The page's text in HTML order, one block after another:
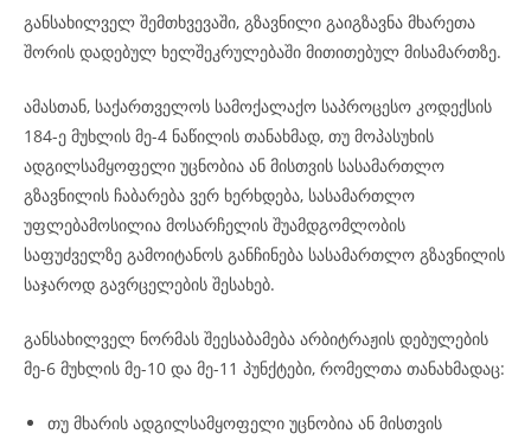
განსახილველ შემთხვევაში, გზავნილი გაიგზავნა მხარეთა
შორის დადებულ ხელშეკრულებაში მითითებულ მისამართზე.
ამასთან, საქართველოს სამოქალაქო საპროცესო კოდექსის
184-ე მუხლის მე-4 ნაწილის თანახმად, თუ მოპასუხის
ადგილსამყოფელი უცნობია ან მისთვის სასამართლო
გზავნილის ჩაბარება ვერ ხერხდება, სასამართლო
უფლებამოსილია მოსარჩელის შუამდგომლობის
საფუძველზე გამოიტანოს განჩინება სასამართლო გზავნილის
საჯაროდ გავრცელების შესახებ.
განსახილველ ნორმას შეესაბამება არბიტრაჟის დებულების
მე-6 მუხლის მე-10 და მე-11 პუნქტები, რომელთა თანახმადაც:
თუ მხარის ადგილსამყოფელი უცნობია ან მისთვის